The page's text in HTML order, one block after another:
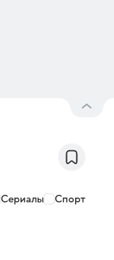
Сериалы Спорт